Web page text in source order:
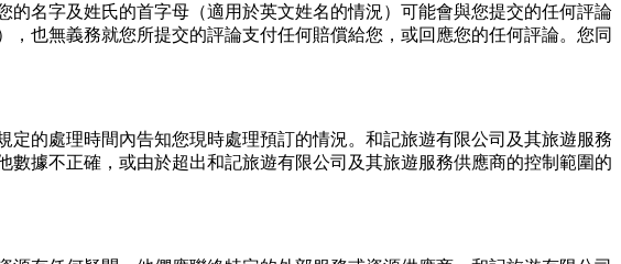
名字及姓⽒的⾸字⺟（適⽤於英文姓名的情況）可能會與您提交的任何評論
也無義務就您所提交的評論⽀付任何賠償給您，或回應您的任何評論。您同
的處理時間內告知您現時處理預訂的情況。和記旅遊有限公司及其旅遊服務
據不正確，或由於超出和記旅遊有限公司及其旅遊服務供應商的控制範圍的